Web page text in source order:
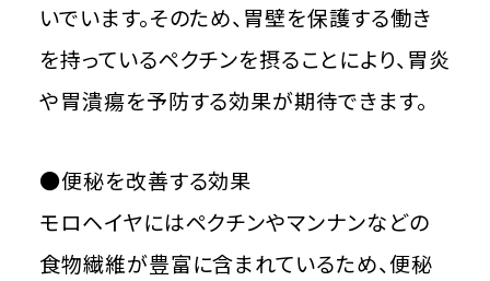
いでいます。そのため、胃壁を保護する働き
を持っているペクチンを摂ることにより、胃炎
や胃潰瘍を予防する効果が期待できます。
●便秘を改善する効果
モロヘイヤにはペクチンやマンナンなどの
食物繊維が豊富に含まれているため、便秘